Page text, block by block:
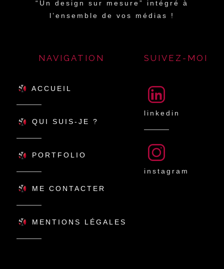
“Un design sur mesure” intégré à
l’ensemble de vos médias !
NAVIGATION
ACCUEIL
QUI SUIS-JE ?
PORTFOLIO
ME CONTACTER
MENTIONS LÉGALES
SUIVEZ-MOI
linkedin
instagram